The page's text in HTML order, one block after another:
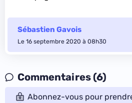
Sébastien Gavois
Le 16 septembre 2020 à 08h30
Commentaires (6)
Abonnez-vous pour